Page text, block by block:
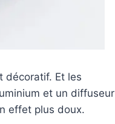
décoratif. Et les
et un diffuseur
effet plus doux.